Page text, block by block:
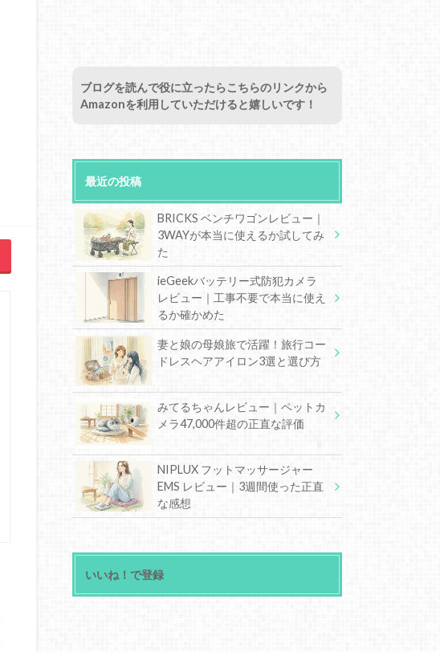
ブログを読んで役に立ったらこちらのリンクから
Amazonを利用していただけると嬉しいです！
最近の投稿
BRICKS ベンチワゴンレビュー｜
3WAYが本当に使えるか試してみ
た
ieGeekバッテリー式防犯カメラ
レビュー｜工事不要で本当に使え
るか確かめた
妻と娘の母娘旅で活躍！旅行コー
ドレスヘアアイロン3選と選び方
みてるちゃんレビュー｜ペットカ
メラ47,000件超の正直な評価
NIPLUX フットマッサージャー
EMS レビュー｜3週間使った正直
な感想
いいね！で登録